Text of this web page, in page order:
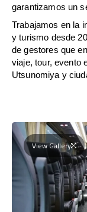
garantizamos un
Trabajamos en la
y turismo desde
de gestores que
viaje, tour, evento
Utsunomiya y
View Gallery